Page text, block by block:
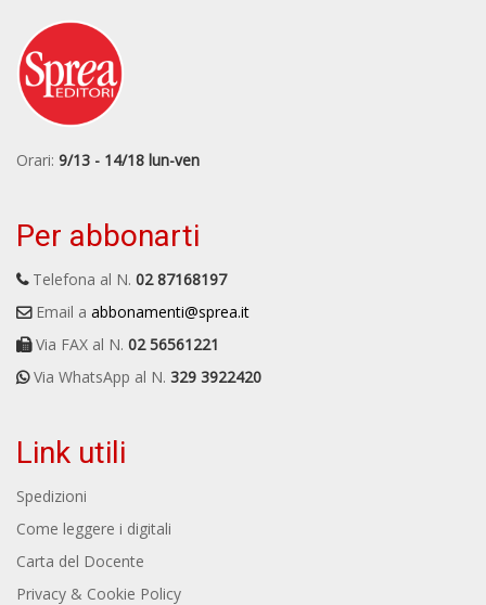
Orari: 9/13 - 14/18 lun-ven
Per abbonarti
Telefona al N. 02 87168197
Email a abbonamenti@sprea.it
Via FAX al N. 02 56561221
Via WhatsApp al N. 329 3922420
Link utili
Spedizioni
Come leggere i digitali
Carta del Docente
Privacy & Cookie Policy